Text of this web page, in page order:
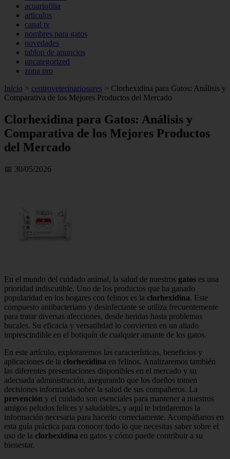
acuariofilia
articulos
canal tv
nombres para gatos
novedades
tablon de anuncios
uncategorized
zona pro
Inicio > centroveterinariosures > Clorhexidina para Gatos: Análisis y
Comparativa de los Mejores Productos del Mercado
Clorhexidina para Gatos: Análisis y
Comparativa de los Mejores Productos
del Mercado
📅 30/05/2026
En el mundo del cuidado animal, la salud de nuestros gatos es una
prioridad indiscutible. Uno de los productos que ha ganado
popularidad en los hogares con felinos es la clorhexidina. Este
compuesto antibacteriano y desinfectante se utiliza frecuentemente
para tratar diversas afecciones, desde heridas hasta problemas
bucales. Su eficacia y versatilidad lo convierten en un aliado
imprescindible en el botiquín de cualquier amante de los gatos.
En este artículo, exploraremos las características, beneficios y
aplicaciones de la clorhexidina en felinos. Analizaremos también
las diferentes presentaciones disponibles en el mercado y su
adecuada administración, asegurando que los dueños tomen
decisiones informadas sobre la salud de sus compañeros. La
prevención y el cuidado son esenciales para mantener a nuestros
amigos peludos felices y saludables, y aquí te brindaremos la
información necesaria para hacerlo correctamente. Acompáñanos en
esta guía práctica para conocer todo lo que necesitas saber sobre el
uso de la clorhexidina en gatos y cómo puede contribuir a su
bienestar.